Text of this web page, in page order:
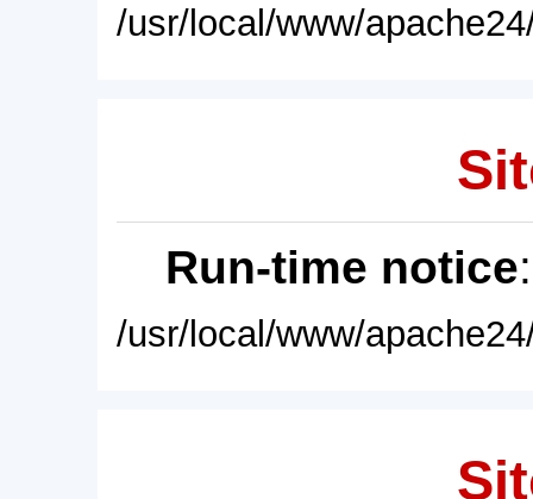
/usr/local/www/
Run-time notice
/usr/local/www/